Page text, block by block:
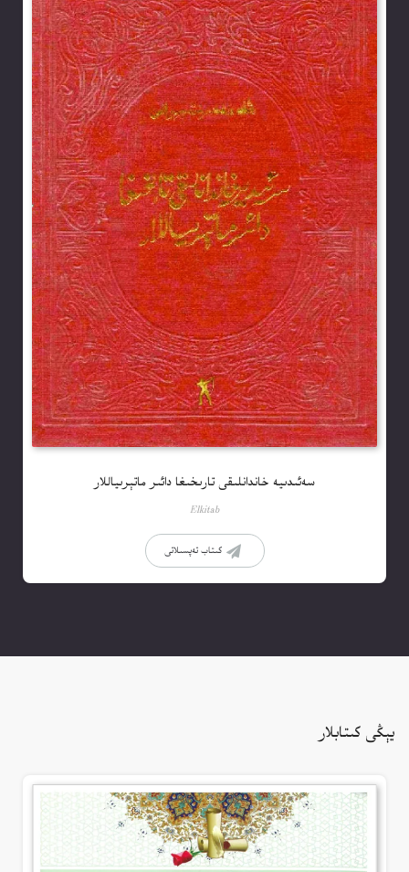
سەئىدىيە خاندانلىقى تارىخىغا دائىر ماتېرىياللار
Elkitab
كىتاب تەپسىلاتى
يېڭى كىتابلار